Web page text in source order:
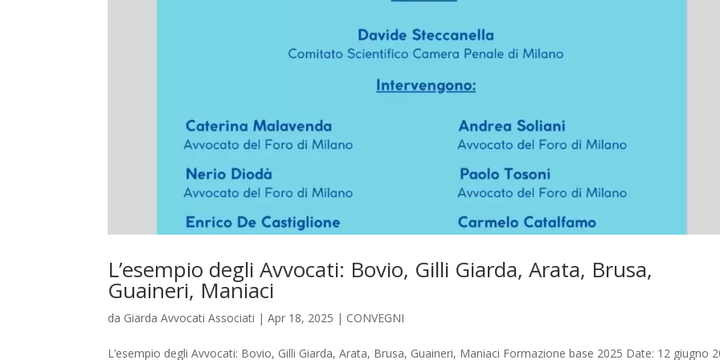
L’esempio degli Avvocati: Bovio, Gilli Giarda, Arata, Brusa,
Guaineri, Maniaci
da Giarda Avvocati Associati |Apr 18, 2025 | CONVEGNI
L’esempio degli Avvocati: Bovio, Gilli Giarda, Arata, Brusa, Guaineri, Maniaci Formazione base 2025 Date: 12 giugno